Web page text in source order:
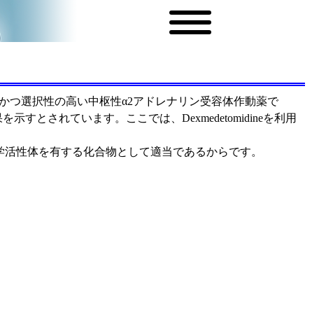
つ選択性の高い中枢性α2アドレナリン受容体作動薬で
すとされています。ここでは、Dexmedetomidineを利用
性体を有する化合物として適当であるからです。